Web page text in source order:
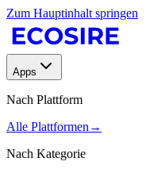
Zum Hauptinhalt springen
Apps
Nach Plattform
Alle Plattformen →
Nach Kategorie